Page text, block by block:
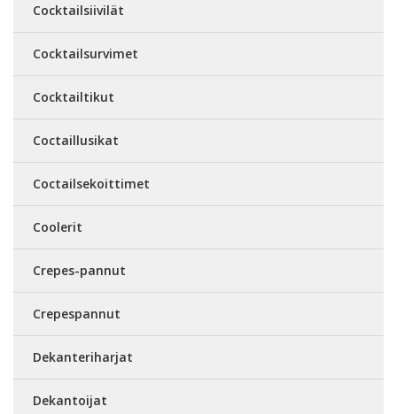
Cocktailsiivilät
Cocktailsurvimet
Cocktailtikut
Coctaillusikat
Coctailsekoittimet
Coolerit
Crepes-pannut
Crepespannut
Dekanteriharjat
Dekantoijat